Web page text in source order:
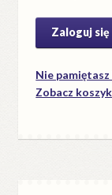
Nie pamiętasz
Zobacz koszyk